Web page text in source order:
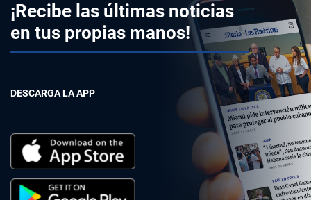
¡Recibe las últimas noticias
en tus propias manos!
DESCARGA LA APP